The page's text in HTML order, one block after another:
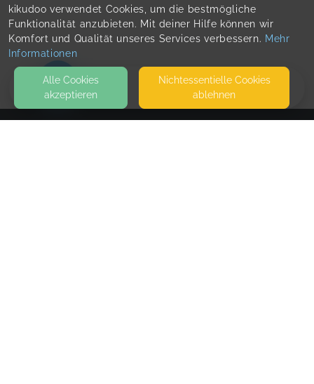
HOME
kikudoo verwendet Cookies, um die bestmögliche
Funktionalität anzubieten. Mit deiner Hilfe können wir
Komfort und Qualität unseres Services verbessern. Mehr
Informationen
Alle Cookies
akzeptieren
Nicht­essentielle Cookies
ablehnen